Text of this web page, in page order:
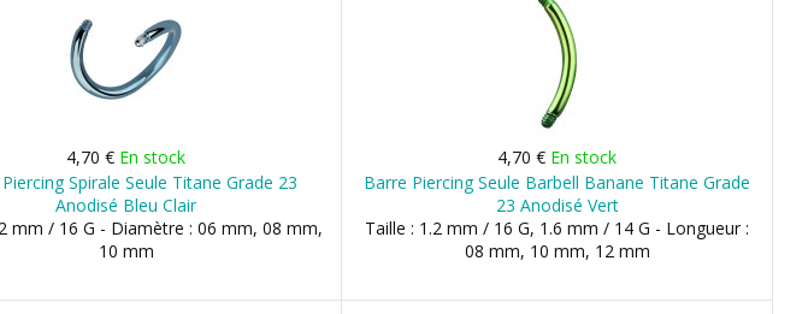
4,70 € En stock
Spirale Seule Titane Grade 23
Anodisé Bleu Clair
mm / 16 G - Diamètre : 06 mm, 08 mm,
10 mm
4,70 € En stock
Barre Piercing Seule Barbell Banane Titane Grade
23 Anodisé Vert
Taille : 1.2 mm / 16 G, 1.6 mm / 14 G - Longueur :
08 mm, 10 mm, 12 mm